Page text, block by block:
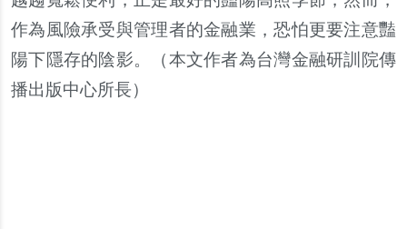
作為風險承受與管理者的金融業，恐怕更要注意豔
陽下隱存的陰影。（本文作者為台灣金融研訓院傳
播出版中心所長）